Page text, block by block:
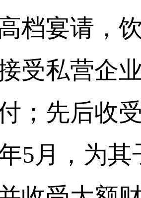
档宴请，
受私营企
；先后收
5月，为